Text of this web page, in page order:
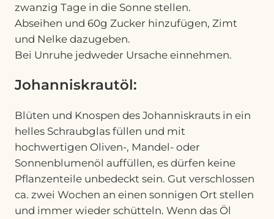
zwanzig Tage in die Sonne stellen.
Abseihen und 60g Zucker hinzufügen, Zimt
und Nelke dazugeben.
Bei Unruhe jedweder Ursache einnehmen.
Johanniskrautöl:
Blüten und Knospen des Johanniskrauts in ein
helles Schraubglas füllen und mit
hochwertigen Oliven-, Mandel- oder
Sonnenblumenöl auffüllen, es dürfen keine
Pflanzenteile unbedeckt sein. Gut verschlossen
ca. zwei Wochen an einen sonnigen Ort stellen
und immer wieder schütteln. Wenn das Öl